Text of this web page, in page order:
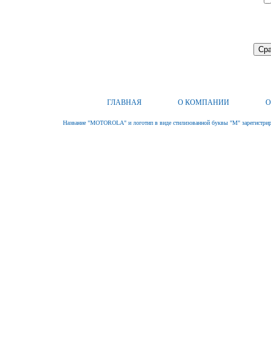
ГЛАВНАЯ О КОМПАНИИ
Название "MOTOROLA" и логотип в виде стилизованной буквы "M"